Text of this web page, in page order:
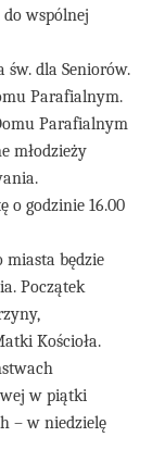
do wspólnej
św. dla Seniorów.
Parafialnym.
Parafialnym
młodzieży
o godzinie 16.00
miasta będzie
Początek
Kościoła.
w piątki
– w niedzielę